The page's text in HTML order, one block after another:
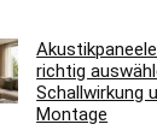
richtig
Schallwirkung
Montage